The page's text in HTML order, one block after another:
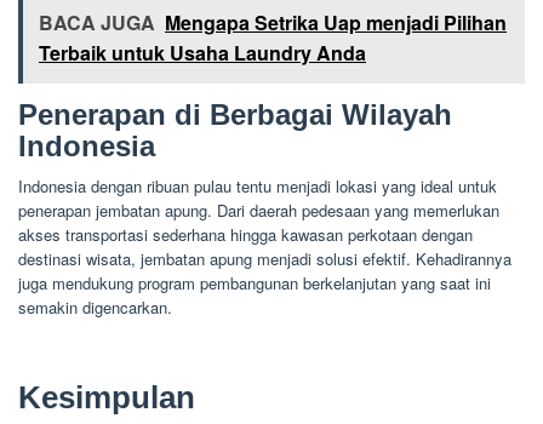
BACA JUGA Mengapa Setrika Uap menjadi Pilihan
Terbaik untuk Usaha Laundry Anda
Penerapan di Berbagai Wilayah
Indonesia
Indonesia dengan ribuan pulau tentu menjadi lokasi yang ideal untuk
penerapan jembatan apung. Dari daerah pedesaan yang memerlukan
akses transportasi sederhana hingga kawasan perkotaan dengan
destinasi wisata, jembatan apung menjadi solusi efektif. Kehadirannya
juga mendukung program pembangunan berkelanjutan yang saat ini
semakin digencarkan.
Kesimpulan